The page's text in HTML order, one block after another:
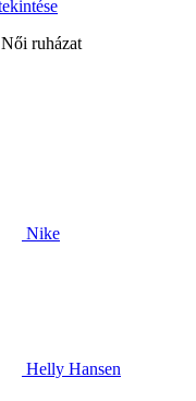
Női ruházat
Nike
Helly Hansen